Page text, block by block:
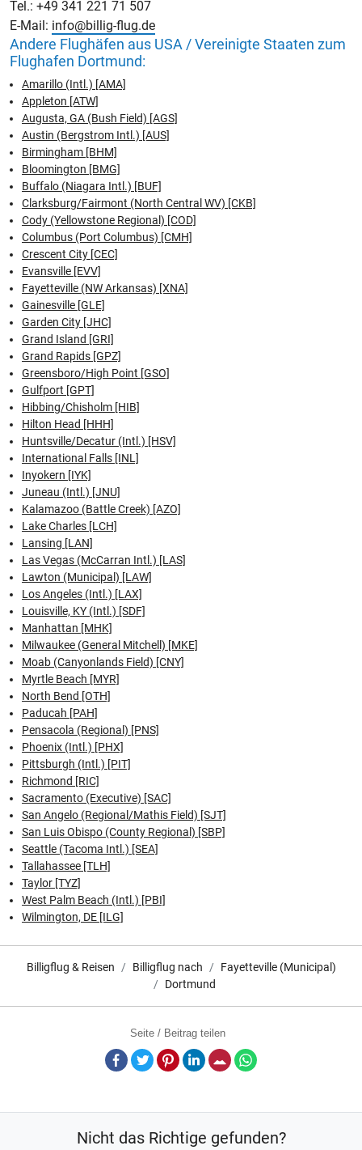
Tel.: +49 341 221 71 507
E-Mail: info@billig-flug.de
Andere Flughäfen aus USA / Vereinigte Staaten zum
Flughafen Dortmund:
Amarillo (Intl.) [AMA]
Appleton [ATW]
Augusta, GA (Bush Field) [AGS]
Austin (Bergstrom Intl.) [AUS]
Birmingham [BHM]
Bloomington [BMG]
Buffalo (Niagara Intl.) [BUF]
Clarksburg/Fairmont (North Central WV) [CKB]
Cody (Yellowstone Regional) [COD]
Columbus (Port Columbus) [CMH]
Crescent City [CEC]
Evansville [EVV]
Fayetteville (NW Arkansas) [XNA]
Gainesville [GLE]
Garden City [JHC]
Grand Island [GRI]
Grand Rapids [GPZ]
Greensboro/High Point [GSO]
Gulfport [GPT]
Hibbing/Chisholm [HIB]
Hilton Head [HHH]
Huntsville/Decatur (Intl.) [HSV]
International Falls [INL]
Inyokern [IYK]
Juneau (Intl.) [JNU]
Kalamazoo (Battle Creek) [AZO]
Lake Charles [LCH]
Lansing [LAN]
Las Vegas (McCarran Intl.) [LAS]
Lawton (Municipal) [LAW]
Los Angeles (Intl.) [LAX]
Louisville, KY (Intl.) [SDF]
Manhattan [MHK]
Milwaukee (General Mitchell) [MKE]
Moab (Canyonlands Field) [CNY]
Myrtle Beach [MYR]
North Bend [OTH]
Paducah [PAH]
Pensacola (Regional) [PNS]
Phoenix (Intl.) [PHX]
Pittsburgh (Intl.) [PIT]
Richmond [RIC]
Sacramento (Executive) [SAC]
San Angelo (Regional/Mathis Field) [SJT]
San Luis Obispo (County Regional) [SBP]
Seattle (Tacoma Intl.) [SEA]
Tallahassee [TLH]
Taylor [TYZ]
West Palm Beach (Intl.) [PBI]
Wilmington, DE [ILG]
Billigflug & Reisen Billigflug nach
Fayetteville (Municipal)
Dortmund
Seite / Beitrag teilen
Facebook
TwitterPinterestLinkedInE-Mail
Nicht das Richtige gefunden?